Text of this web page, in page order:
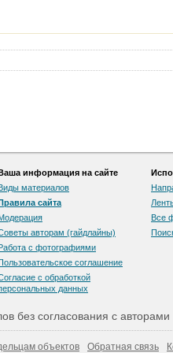
информация на сайте
материалов
сайта
авторам (гайдлайны)
с фотографиями
соглашение
с обработкой
данных
Все
без согласования с
объектов Обратная связь